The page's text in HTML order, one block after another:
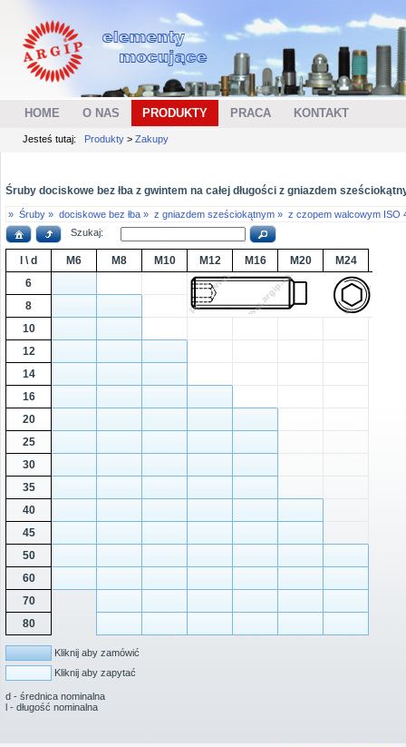
HOME O NAS PRODUKTY PRACA KONTAKT
Jesteś tutaj: Produkty > Zakupy
Śruby dociskowe bez łba z gwintem na całej długości z gniazdem
» Śruby » dociskowe bez łba » z gniazdem sześciokątnym » z czopem walcowym ISO
Szukaj:
l \ d M6 M8 M10 M12 M16 M20
M24
6
8
10
12
14
16
20
25
30
35
40
45
50
60
70
80
Kliknij aby zamówić
Kliknij aby zapytać
d - średnica nominalna
l - długość nominalna